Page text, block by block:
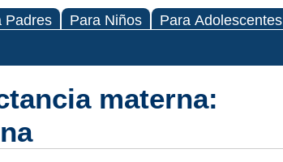
Padres Para Niños Para Adolescentes
materna: